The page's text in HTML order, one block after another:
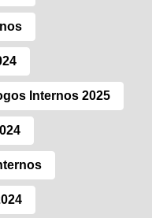
Internos 2025